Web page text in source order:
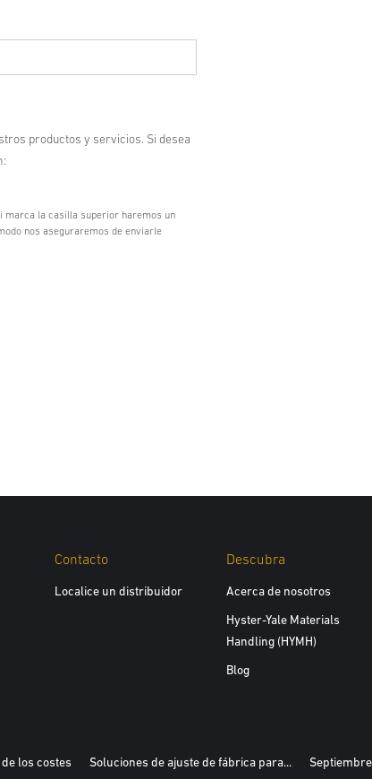
productos y servicios. Si desea
marca la casilla superior haremos un
nos aseguraremos de enviarle
Contacto
Localice un distribuidor
Descubra
Acerca de nosotros
Hyster-Yale Materials
Handling (HYMH)
Blog
los costes Soluciones de ajuste de fábrica para...